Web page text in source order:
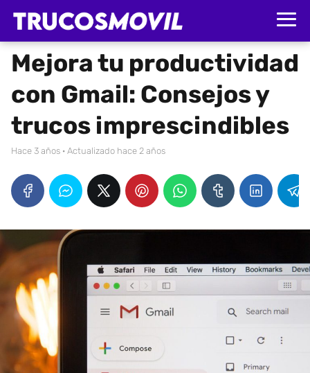
Mejora tu productividad
con Gmail: Consejos y
trucos imprescindibles
hace 3 años · Actualizado hace 2 años